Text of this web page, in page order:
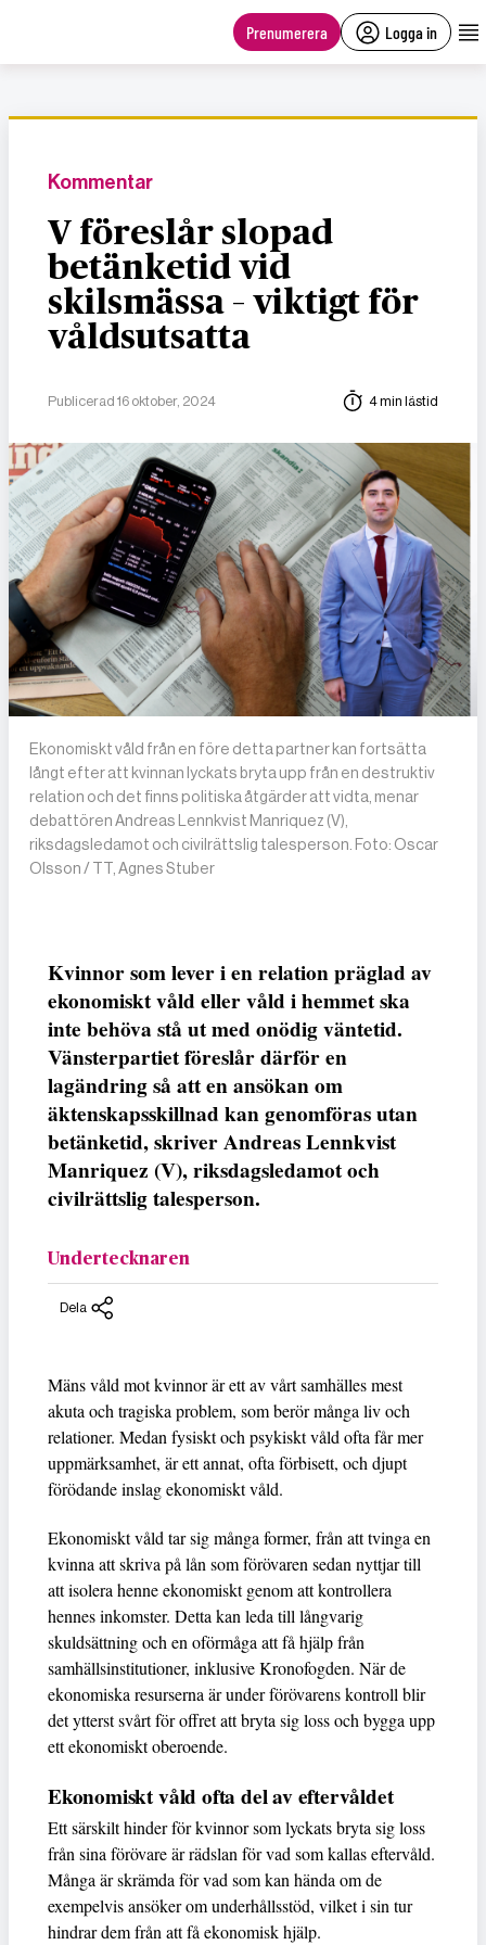
Prenumerera Logga in
Kommentar
V föreslår slopad
betänketid vid
skilsmässa – viktigt för
våldsutsatta
Publicerad 16 oktober, 2024 4 min lästid
Ekonomiskt våld från en före detta partner kan fortsätta
långt efter att kvinnan lyckats bryta upp från en destruktiv
relation och det finns politiska åtgärder att vidta, menar
debattören Andreas Lennkvist Manriquez (V),
riksdagsledamot och civilrättslig talesperson. Foto: Oscar
Olsson / TT, Agnes Stuber
Kvinnor som lever i en relation präglad av
ekonomiskt våld eller våld i hemmet ska
inte behöva stå ut med onödig väntetid.
Vänsterpartiet föreslår därför en
lagändring så att en ansökan om
äktenskapsskillnad kan genomföras utan
betänketid, skriver Andreas Lennkvist
Manriquez (V), riksdagsledamot och
civilrättslig talesperson.
Undertecknaren
Dela
Mäns våld mot kvinnor är ett av vårt samhälles mest
akuta och tragiska problem, som berör många liv och
relationer. Medan fysiskt och psykiskt våld ofta får mer
uppmärksamhet, är ett annat, ofta förbisett, och djupt
förödande inslag ekonomiskt våld.
Ekonomiskt våld tar sig många former, från att tvinga en
kvinna att skriva på lån som förövaren sedan nyttjar till
att isolera henne ekonomiskt genom att kontrollera
hennes inkomster. Detta kan leda till långvarig
skuldsättning och en oförmåga att få hjälp från
samhällsinstitutioner, inklusive Kronofogden. När de
ekonomiska resurserna är under förövarens kontroll blir
det ytterst svårt för offret att bryta sig loss och bygga upp
ett ekonomiskt oberoende.
Ekonomiskt våld ofta del av eftervåldet
Ett särskilt hinder för kvinnor som lyckats bryta sig loss
från sina förövare är rädslan för vad som kallas eftervåld.
Många är skrämda för vad som kan hända om de
exempelvis ansöker om underhållsstöd, vilket i sin tur
hindrar dem från att få ekonomisk hjälp.